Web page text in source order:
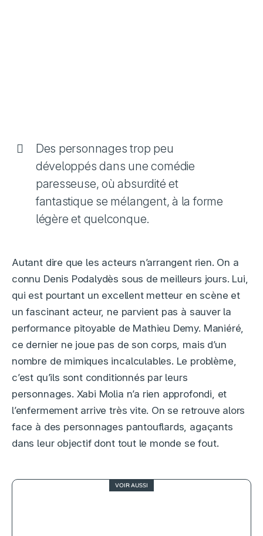
Des personnages trop peu
développés dans une comédie
paresseuse, où absurdité et
fantastique se mélangent, à la forme
légère et quelconque.
Autant dire que les acteurs n’arrangent rien. On a
connu Denis Podalydès sous de meilleurs jours. Lui,
qui est pourtant un excellent metteur en scène et
un fascinant acteur, ne parvient pas à sauver la
performance pitoyable de Mathieu Demy. Maniéré,
ce dernier ne joue pas de son corps, mais d’un
nombre de mimiques incalculables. Le problème,
c’est qu’ils sont conditionnés par leurs
personnages. Xabi Molia n’a rien approfondi, et
l’enfermement arrive très vite. On se retrouve alors
face à des personnages pantouflards, agaçants
dans leur objectif dont tout le monde se fout.
VOIR AUSSI